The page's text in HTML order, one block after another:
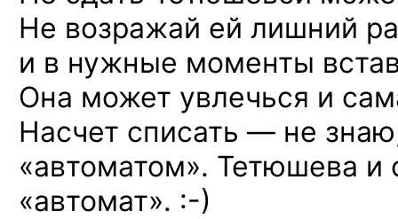
Не возражай ей лишний
и в нужные моменты
Она может увлечься и
Насчет списать — не
«автоматом». Тетюшева и
«автомат». :-)